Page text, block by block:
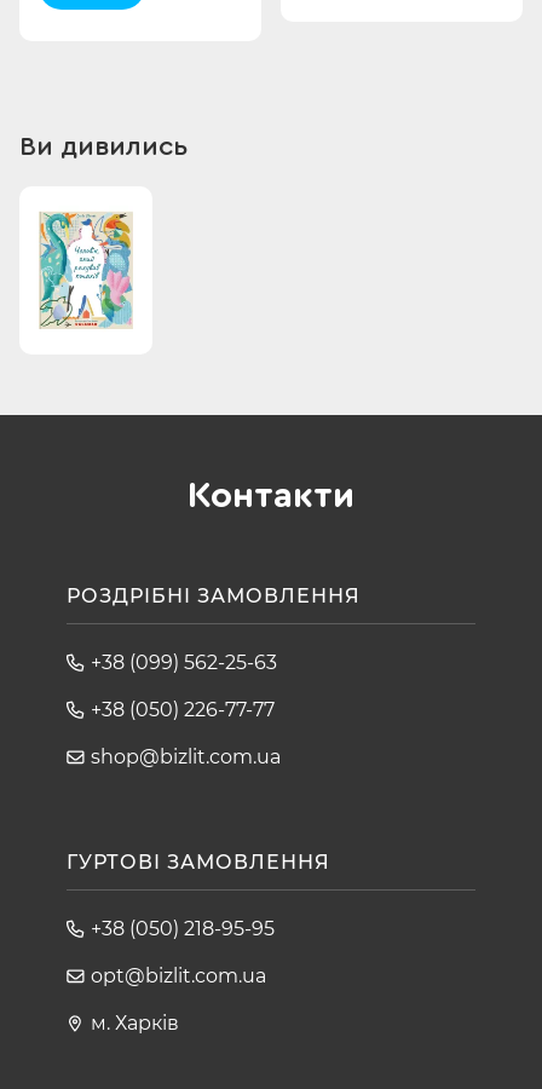
Ви дивились
Контакти
РОЗДРІБНІ ЗАМОВЛЕННЯ
+38 (099) 562-25-63
+38 (050) 226-77-77
shop@bizlit.com.ua
ГУРТОВІ ЗАМОВЛЕННЯ
+38 (050) 218-95-95
opt@bizlit.com.ua
м. Харків